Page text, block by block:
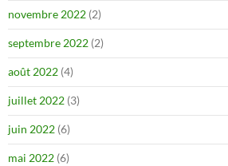
novembre 2022 (2)
septembre 2022 (2)
août 2022 (4)
juillet 2022 (3)
juin 2022 (6)
mai 2022 (6)